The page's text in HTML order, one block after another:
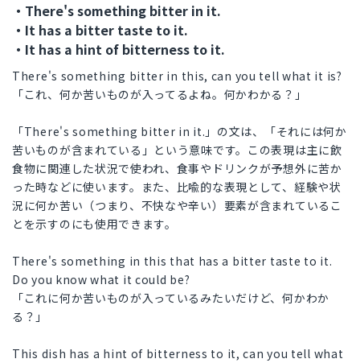
・There's something bitter in it.
・It has a bitter taste to it.
・It has a hint of bitterness to it.
There's something bitter in this, can you tell what it is?
「これ、何か苦いものが入ってるよね。何かわかる？」
「There's something bitter in it.」の文は、「それには何か
苦いものが含まれている」という意味です。この表現は主に飲
食物に関連した状況で使われ、食事やドリンクが予想外に苦か
った時などに使います。また、比喩的な表現として、経験や状
況に何か苦い（つまり、不快なや辛い）要素が含まれているこ
とを示すのにも使用できます。
There's something in this that has a bitter taste to it.
Do you know what it could be?
「これに何か苦いものが入っているみたいだけど、何かわか
る？」
This dish has a hint of bitterness to it, can you tell what